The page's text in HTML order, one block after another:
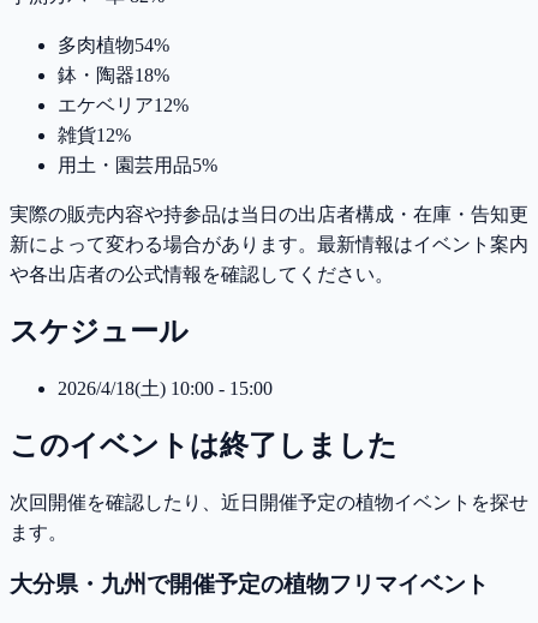
多肉植物54%
鉢・陶器18%
エケベリア12%
雑貨12%
用土・園芸用品5%
実際の販売内容や持参品は当日の出店者構成・在庫・告知更
新によって変わる場合があります。最新情報はイベント案内
や各出店者の公式情報を確認してください。
スケジュール
2026/4/18(土) 10:00 - 15:00
このイベントは終了しました
次回開催を確認したり、近日開催予定の植物イベントを探せ
ます。
大分県・九州で開催予定の植物フリマイベント